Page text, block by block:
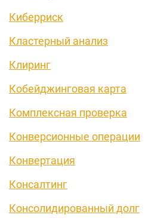
Киберриск
Кластерный анализ
Клиринг
Кобейджинговая карта
Комплексная проверка
Конверсионные операции
Конвертация
Консалтинг
Консолидированный долг